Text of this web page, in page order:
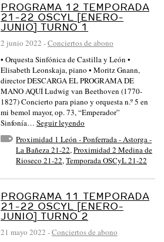
PROGRAMA 12 TEMPORADA
21-22 OSCYL [ENERO-
JUNIO] TURNO 1
2 junio 2022 -Conciertos de abono
• Orquesta Sinfónica de Castilla y León •
Elisabeth Leonskaja, piano • Moritz Gnann,
director DESCARGA EL PROGRAMA DE
MANO AQUÍ Ludwig van Beethoven (1770-
1827) Concierto para piano y orquesta n.º 5 en
mi bemol mayor, op. 73, “Emperador”
Sinfonía… Seguir leyendo
Proximidad 1 León - Ponferrada - Astorga -
La Bañeza 21-22,Proximidad 2 Medina de
Rioseco 21-22,Temporada OSCyL 21-22
PROGRAMA 11 TEMPORADA
21-22 OSCYL [ENERO-
JUNIO] TURNO 2
21 mayo 2022 -Conciertos de abono